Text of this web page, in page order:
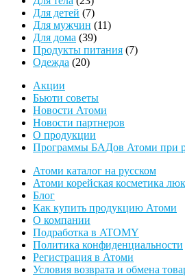
товара
Для детей 77
товаров
Для мужчин 1111
Для дома 3939
товаров
Продукты питания 77
Одежда 2020
Акции
Бьюти советы
Новости Атоми
Новости партнеров
О продукции
Программы БАДов Атоми при
Атоми каталог на русском
Атоми корейская косметика
Блог
Как купить продукцию Атоми
О компании
Подработка в ATOMY
Политика конфиденциальности
Регистрация в Атоми
Условия возврата и обмена